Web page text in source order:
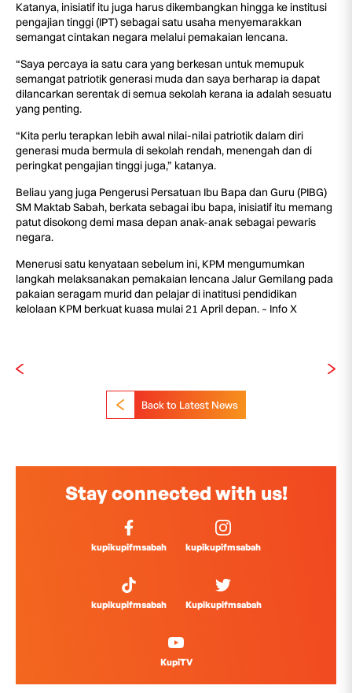
Katanya, inisiatif itu juga harus dikembangkan hingga ke institusi
pengajian tinggi (IPT) sebagai satu usaha menyemarakkan
semangat cintakan negara melalui pemakaian lencana.
“Saya percaya ia satu cara yang berkesan untuk memupuk
semangat patriotik generasi muda dan saya berharap ia dapat
dilancarkan serentak di semua sekolah kerana ia adalah sesuatu
yang penting.
“Kita perlu terapkan lebih awal nilai-nilai patriotik dalam diri
generasi muda bermula di sekolah rendah, menengah dan di
peringkat pengajian tinggi juga,” katanya.
Beliau yang juga Pengerusi Persatuan Ibu Bapa dan Guru (PIBG)
SM Maktab Sabah, berkata sebagai ibu bapa, inisiatif itu memang
patut disokong demi masa depan anak-anak sebagai pewaris
negara.
Menerusi satu kenyataan sebelum ini, KPM mengumumkan
langkah melaksanakan pemakaian lencana Jalur Gemilang pada
pakaian seragam murid dan pelajar di inatitusi pendidikan
kelolaan KPM berkuat kuasa mulai 21 April depan. – Info X
Back to Latest News
Stay connected with us!
kupikupifmsabah kupikupifmsabah
kupikupifmsabah Kupikupifmsabah
KupiTV